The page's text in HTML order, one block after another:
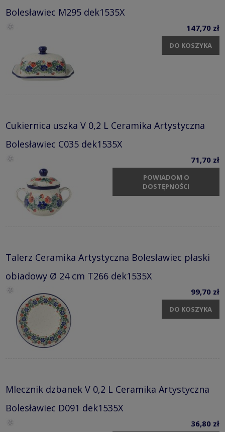
Bolesławiec M295 dek1535X
147,70 zł
DO KOSZYKA
Cukiernica uszka V 0,2 L Ceramika Artystyczna
Bolesławiec C035 dek1535X
71,70 zł
POWIADOM O
DOSTĘPNOŚCI
Talerz Ceramika Artystyczna Bolesławiec płaski
obiadowy Ø 24 cm T266 dek1535X
99,70 zł
DO KOSZYKA
Mlecznik dzbanek V 0,2 L Ceramika Artystyczna
Bolesławiec D091 dek1535X
36,80 zł